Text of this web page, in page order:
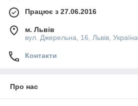
Працює з 27.06.2016
м. Львів
вул. Джерельна, 16, Львів, Україна
Контакти
Про нас